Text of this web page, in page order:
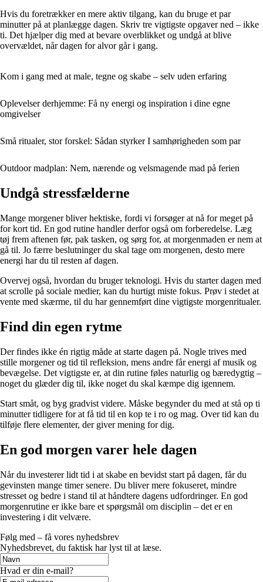
Hvis du foretrækker en mere aktiv tilgang, kan du bruge et par
minutter på at planlægge dagen. Skriv tre vigtigste opgaver ned – ikke
ti. Det hjælper dig med at bevare overblikket og undgå at blive
overvældet, når dagen for alvor går i gang.
Kom i gang med at male, tegne og skabe – selv uden erfaring
Oplevelser derhjemme: Få ny energi og inspiration i dine egne
omgivelser
Små ritualer, stor forskel: Sådan styrker I samhørigheden som par
Outdoor madplan: Nem, nærende og velsmagende mad på ferien
Undgå stressfælderne
Mange morgener bliver hektiske, fordi vi forsøger at nå for meget på
for kort tid. En god rutine handler derfor også om forberedelse. Læg
tøj frem aftenen før, pak tasken, og sørg for, at morgenmaden er nem at
gå til. Jo færre beslutninger du skal tage om morgenen, desto mere
energi har du til resten af dagen.
Overvej også, hvordan du bruger teknologi. Hvis du starter dagen med
at scrolle på sociale medier, kan du hurtigt miste fokus. Prøv i stedet at
vente med skærme, til du har gennemført dine vigtigste morgenritualer.
Find din egen rytme
Der findes ikke én rigtig måde at starte dagen på. Nogle trives med
stille morgener og tid til refleksion, mens andre får energi af musik og
bevægelse. Det vigtigste er, at din rutine føles naturlig og bæredygtig –
noget du glæder dig til, ikke noget du skal kæmpe dig igennem.
Start småt, og byg gradvist videre. Måske begynder du med at stå op ti
minutter tidligere for at få tid til en kop te i ro og mag. Over tid kan du
tilføje flere elementer, der giver mening for dig.
En god morgen varer hele dagen
Når du investerer lidt tid i at skabe en bevidst start på dagen, får du
gevinsten mange timer senere. Du bliver mere fokuseret, mindre
stresset og bedre i stand til at håndtere dagens udfordringer. En god
morgenrutine er ikke bare et spørgsmål om disciplin – det er en
investering i dit velvære.
Følg med – få vores nyhedsbrev
Nyhedsbrevet, du faktisk har lyst til at læse.
Hvad er din e-mail?